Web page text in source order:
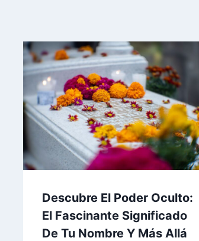
Descubre El Poder Oculto:
El Fascinante Significado
De Tu Nombre Y Más Allá